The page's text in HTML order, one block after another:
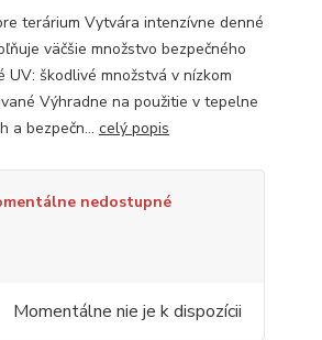
terárium Vytvára intenzívne denné
väčšie množstvo bezpečného
UV: škodlivé množstvá v nízkom
Výhradne na použitie v tepelne
a bezpečn... celý popis
nedostupné
Momentálne nie je k dispozícii